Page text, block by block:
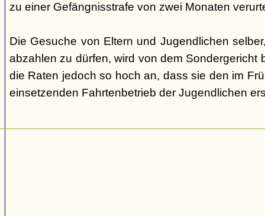
zu einer Gefängnisstrafe von zwei Monaten
Die Gesuche von Eltern und Jugendlichen
abzahlen zu dürfen, wird von dem Sondergericht
die Raten jedoch so hoch an, dass sie den im
einsetzenden Fahrtenbetrieb der Jugendlichen